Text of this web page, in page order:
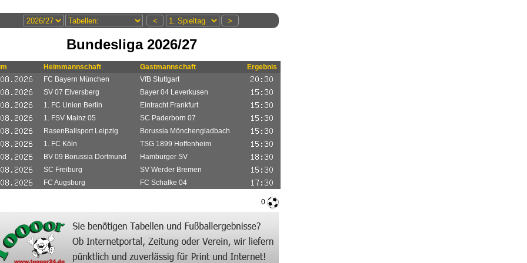
Bundesliga 2026/27
Heimmannschaft Gastmannschaft
Ergebnis
FC Bayern München
VfB Stuttgart
SV 07 Elversberg
Bayer 04 Leverkusen
1. FC Union Berlin
Eintracht Frankfurt
1. FSV Mainz 05
SC Paderborn 07
RasenBallsport Leipzig
Borussia Mönchengladbach
1. FC Köln
TSG 1899 Hoffenheim
BV 09 Borussia Dortmund
Hamburger SV
SC Freiburg
SV Werder Bremen
FC Augsburg
FC Schalke 04
0